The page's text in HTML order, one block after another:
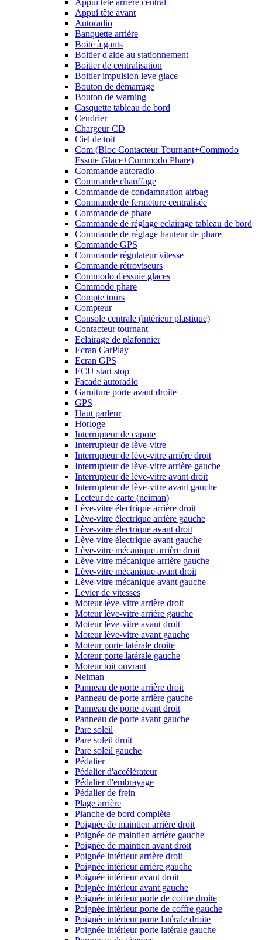
Appui tête arrière central
Appui tête avant
Autoradio
Banquette arrière
Boite à gants
Boitier d'aide au stationnement
Boitier de centralisation
Boitier impulsion leve glace
Bouton de démarrage
Bouton de warning
Casquette tableau de bord
Cendrier
Chargeur CD
Ciel de toit
Com (Bloc Contacteur Tournant+Commodo
Essuie Glace+Commodo Phare)
Commande autoradio
Commande chauffage
Commande de condamnation airbag
Commande de fermeture centralisée
Commande de phare
Commande de réglage eclairage tableau de bord
Commande de réglage hauteur de phare
Commande GPS
Commande régulateur vitesse
Commande rétroviseurs
Commodo d'essuie glaces
Commodo phare
Compte tours
Compteur
Console centrale (intérieur plastique)
Contacteur tournant
Eclairage de plafonnier
Ecran CarPlay
Ecran GPS
ECU start stop
Facade autoradio
Garniture porte avant droite
GPS
Haut parleur
Horloge
Interrupteur de capote
Interrupteur de lève-vitre
Interrupteur de lève-vitre arrière droit
Interrupteur de lève-vitre arrière gauche
Interrupteur de lève-vitre avant droit
Interrupteur de lève-vitre avant gauche
Lecteur de carte (neiman)
Lève-vitre électrique arrière droit
Lève-vitre électrique arrière gauche
Lève-vitre électrique avant droit
Lève-vitre électrique avant gauche
Lève-vitre mécanique arrière droit
Lève-vitre mécanique arrière gauche
Lève-vitre mécanique avant droit
Lève-vitre mécanique avant gauche
Levier de vitesses
Moteur lève-vitre arrière droit
Moteur lève-vitre arrière gauche
Moteur lève-vitre avant droit
Moteur lève-vitre avant gauche
Moteur porte latérale droite
Moteur porte latérale gauche
Moteur toit ouvrant
Neiman
Panneau de porte arrière droit
Panneau de porte arrière gauche
Panneau de porte avant droit
Panneau de porte avant gauche
Pare soleil
Pare soleil droit
Pare soleil gauche
Pédalier
Pédalier d'accélérateur
Pédalier d'embrayage
Pédalier de frein
Plage arrière
Planche de bord complète
Poignée de maintien arrière droit
Poignée de maintien arrière gauche
Poignée de maintien avant droit
Poignée intérieur arrière droit
Poignée intérieur arrière gauche
Poignée intérieur avant droit
Poignée intérieur avant gauche
Poignée intérieur porte de coffre droite
Poignée intérieur porte de coffre gauche
Poignée intérieur porte latérale droite
Poignée intérieur porte latérale gauche